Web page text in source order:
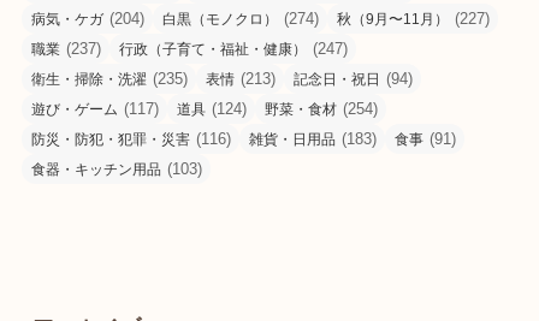
病気・ケガ (204) 白黒（モノクロ） (274) 秋（9月〜11月） (227)
職業 (237) 行政（子育て・福祉・健康） (247)
衛生・掃除・洗濯 (235) 表情 (213) 記念日・祝日 (94)
遊び・ゲーム (117) 道具 (124) 野菜・食材 (254)
防災・防犯・犯罪・災害 (116) 雑貨・日用品 (183) 食事 (91)
食器・キッチン用品 (103)